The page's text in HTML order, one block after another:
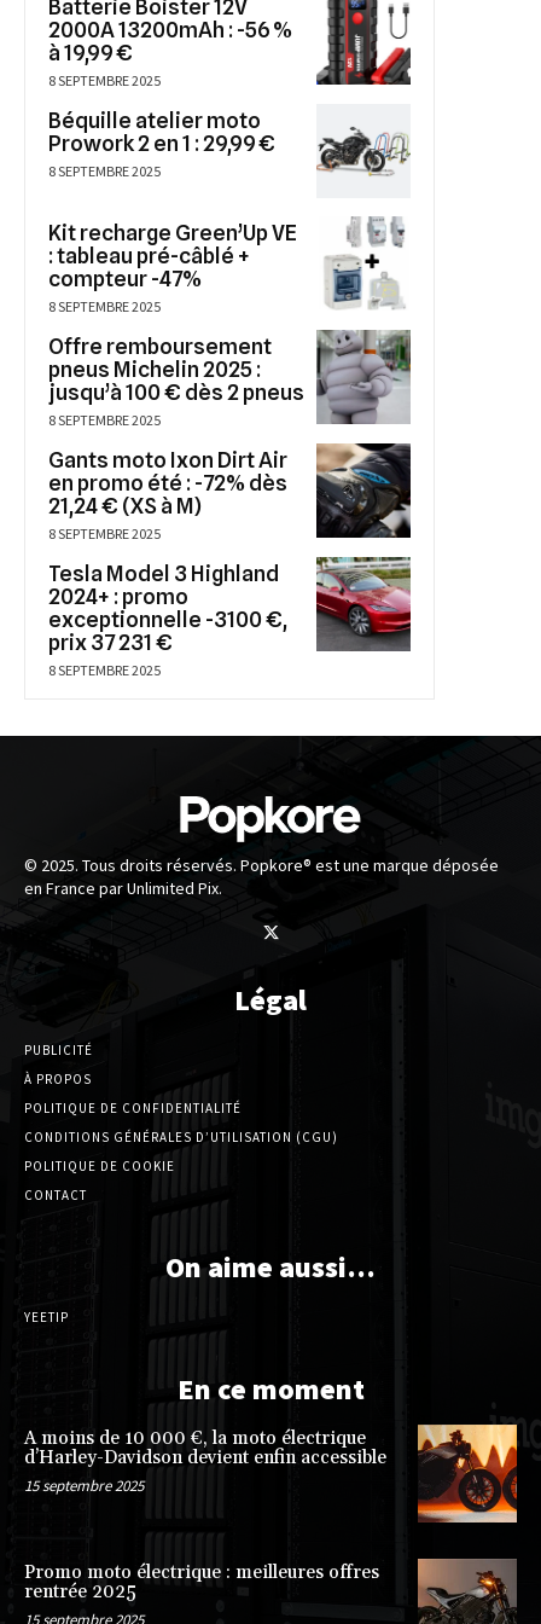
Batterie Boister 12V
2000A 13200mAh : -56 %
à 19,99 €
8 SEPTEMBRE 2025
Béquille atelier moto
Prowork 2 en 1 : 29,99 €
8 SEPTEMBRE 2025
Kit recharge Green’Up VE
: tableau pré-câblé +
compteur -47%
8 SEPTEMBRE 2025
Offre remboursement
pneus Michelin 2025 :
jusqu’à 100 € dès 2 pneus
8 SEPTEMBRE 2025
Gants moto Ixon Dirt Air
en promo été : -72% dès
21,24 € (XS à M)
8 SEPTEMBRE 2025
Tesla Model 3 Highland
2024+ : promo
exceptionnelle -3100 €,
prix 37 231 €
8 SEPTEMBRE 2025
© 2025. Tous droits réservés. Popkore® est une marque déposée
en France par Unlimited Pix.
Légal
PUBLICITÉ
À PROPOS
POLITIQUE DE CONFIDENTIALITÉ
CONDITIONS GÉNÉRALES D’UTILISATION (CGU)
POLITIQUE DE COOKIE
CONTACT
On aime aussi…
YEETIP
En ce moment
A moins de 10 000 €, la moto électrique
d’Harley-Davidson devient enfin accessible
15 septembre 2025
Promo moto électrique : meilleures offres
rentrée 2025